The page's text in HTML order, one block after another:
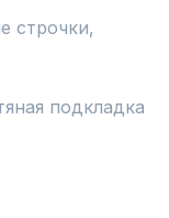
строчки,
подкладка